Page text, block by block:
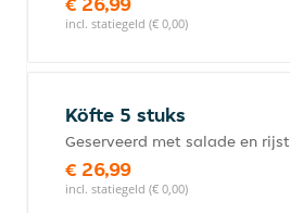
incl. statiegeld (€ 0,00)
Köfte 5 stuks
Geserveerd met salade en rijst
€ 26,99
incl. statiegeld (€ 0,00)